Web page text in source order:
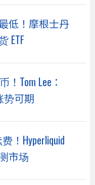
低！摩根士丹
ETF
Tom Lee：
势可期
！Hyperliquid
市场